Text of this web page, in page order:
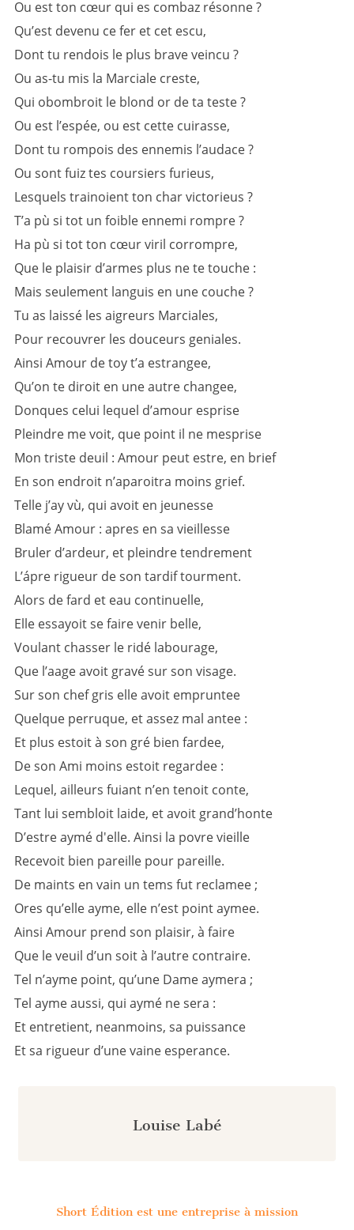
Louise Labé
Ou est ton cœur qui es combaz résonne ?
Qu’est devenu ce fer et cet escu,
Dont tu rendois le plus brave veincu ?
Ou as-tu mis la Marciale creste,
Qui obombroit le blond or de ta teste ?
Ou est l’espée, ou est cette cuirasse,
Dont tu rompois des ennemis l’audace ?
Ou sont fuiz tes coursiers furieus,
Lesquels trainoient ton char victorieus ?
T’a pù si tot un foible ennemi rompre ?
Ha pù si tot ton cœur viril corrompre,
Que le plaisir d’armes plus ne te touche :
Mais seulement languis en une couche ?
Tu as laissé les aigreurs Marciales,
Pour recouvrer les douceurs geniales.
Ainsi Amour de toy t’a estrangee,
Qu’on te diroit en une autre changee,
Donques celui lequel d’amour esprise
Pleindre me voit, que point il ne mesprise
Mon triste deuil : Amour peut estre, en brief
En son endroit n’aparoitra moins grief.
Telle j’ay vù, qui avoit en jeunesse
Blamé Amour : apres en sa vieillesse
Bruler d’ardeur, et pleindre tendrement
L’ápre rigueur de son tardif tourment.
Alors de fard et eau continuelle,
Elle essayoit se faire venir belle,
Voulant chasser le ridé labourage,
Que l’aage avoit gravé sur son visage.
Sur son chef gris elle avoit empruntee
Quelque perruque, et assez mal antee :
Et plus estoit à son gré bien fardee,
De son Ami moins estoit regardee :
Lequel, ailleurs fuiant n’en tenoit conte,
Tant lui sembloit laide, et avoit grand’honte
D’estre aymé d'elle. Ainsi la povre vieille
Recevoit bien pareille pour pareille.
De maints en vain un tems fut reclamee ;
Ores qu’elle ayme, elle n’est point aymee.
Ainsi Amour prend son plaisir, à faire
Que le veuil d’un soit à l’autre contraire.
Tel n’ayme point, qu’une Dame aymera ;
Tel ayme aussi, qui aymé ne sera :
Et entretient, neanmoins, sa puissance
Et sa rigueur d’une vaine esperance.
Short Édition est une entreprise à mission